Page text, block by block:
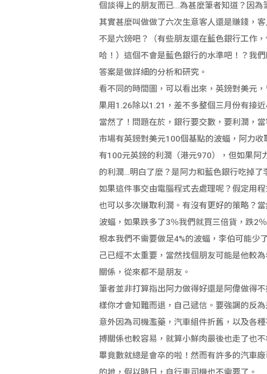
個談得上的朋友而已…為甚麼筆者知道？因為
其實甚麼叫做做了六次生意客人還是賺錢，
不是六鎊吧？（有些朋友還在藍色銀行工作
哈！）這個不會是藍色銀行的水準吧！？我
答案是做詳細的分析和研究。
看不同的時間圖，可以看出來，英鎊對美元
果用1.26除以1.21，差不多整個三月份有接
當然了！問題在於，銀行要交數，要利潤，
市場有英鎊對美元100個基點的波蝠，阿力
有100元英鎊的利潤（港元970），但如果阿
的利潤…明白了麼？是阿力和藍色銀行吃掉了
如果這件事交由電腦程式去處理呢？假定用
也可以多次賺取利潤。有沒有更好的策略？
波蝠，如果跌多了3％我們就買三倍貨，跌2
根本我們不需要做足4%的波蝠，李伯可能少
己已經不太重要，當然找個朋友可能是他較
關係，從來都不是朋友。
筆者並非打算指出阿力做得好還是阿偉做得
樣你才會知難而退，自己遞信。要強調的反
意外因為司機濫藥，汽車組件折舊，以及各
搏關係也較容易，就算小鮮肉最後也走了也
畢竟數就總是會卒的啦！然而有許多的汽車